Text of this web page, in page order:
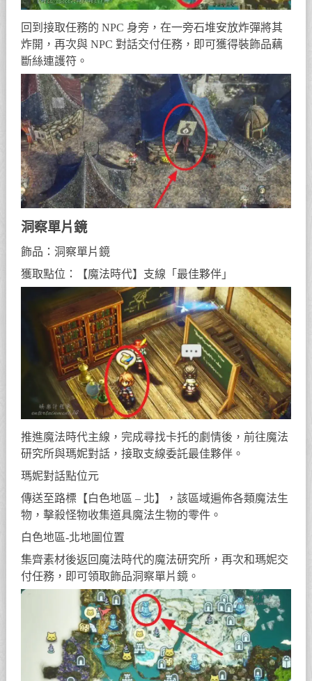
回到接取任務的 NPC 身旁，在一旁石堆安放炸彈將其
炸開，再次與 NPC 對話交付任務，即可獲得裝飾品藕
斷絲連護符。
洞察單片鏡
飾品：洞察單片鏡
獲取點位：【魔法時代】支線「最佳夥伴」
推進魔法時代主線，完成尋找卡托的劇情後，前往魔法
研究所與瑪妮對話，接取支線委託最佳夥伴。
瑪妮對話點位元
傳送至路標【白色地區 – 北】，該區域遍佈各類魔法生
物，擊殺怪物收集道具魔法生物的零件。
白色地區-北地圖位置
集齊素材後返回魔法時代的魔法研究所，再次和瑪妮交
付任務，即可領取飾品洞察單片鏡。